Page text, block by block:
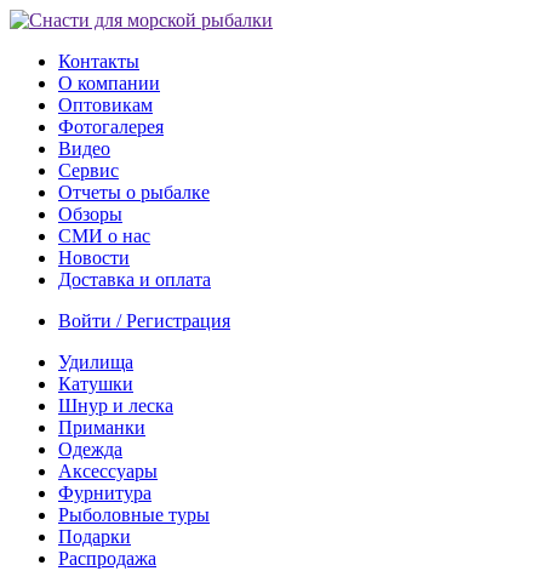
Контакты
О компании
Оптовикам
Фотогалерея
Видео
Сервис
Отчеты о рыбалке
Обзоры
СМИ о нас
Новости
Доставка и оплата
Войти / Регистрация
Удилища
Катушки
Шнур и леска
Приманки
Одежда
Аксессуары
Фурнитура
Рыболовные туры
Подарки
Распродажа